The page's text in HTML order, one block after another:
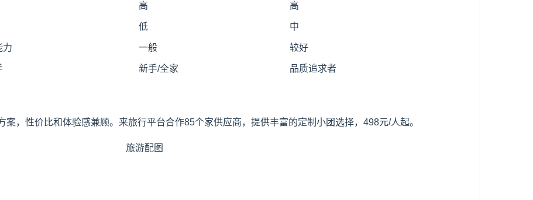
高 高
低 中
力 一般 较好
新手/全家 品质追求者
，性价比和体验感兼顾。来旅行平台合作85个家供应商，提供丰富的定制小团选择，498元/人起。